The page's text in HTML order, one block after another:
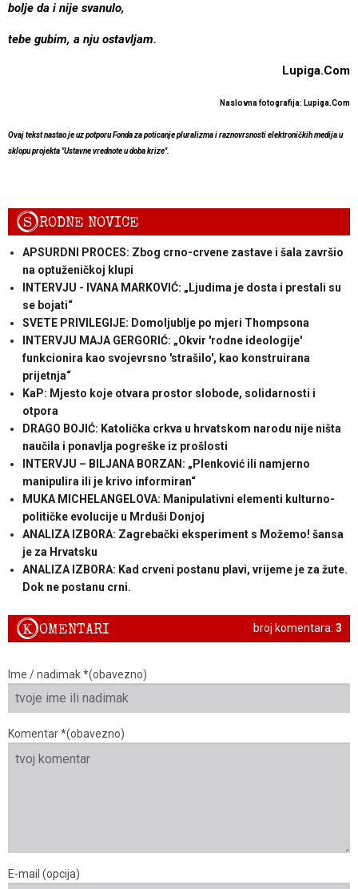
bolje da i nije svanulo,
tebe gubim, a nju ostavljam.
Lupiga.Com
Naslovna fotografija: Lupiga.Com
Ovaj tekst nastao je uz potporu Fonda za poticanje pluralizma i raznovrsnosti elektroničkih medija u
sklopu projekta "Ustavne vrednote u doba krize".
SRODNE NOVICE
APSURDNI PROCES: Zbog crno-crvene zastave i šala završio
na optuženičkoj klupi
INTERVJU - IVANA MARKOVIĆ: „Ljudima je dosta i prestali su
se bojati“
SVETE PRIVILEGIJE: Domoljublje po mjeri Thompsona
INTERVJU MAJA GERGORIĆ: „Okvir 'rodne ideologije'
funkcionira kao svojevrsno 'strašilo', kao konstruirana
prijetnja“
KaP: Mjesto koje otvara prostor slobode, solidarnosti i
otpora
DRAGO BOJIĆ: Katolička crkva u hrvatskom narodu nije ništa
naučila i ponavlja pogreške iz prošlosti
INTERVJU – BILJANA BORZAN: „Plenković ili namjerno
manipulira ili je krivo informiran“
MUKA MICHELANGELOVA: Manipulativni elementi kulturno-
političke evolucije u Mrduši Donjoj
ANALIZA IZBORA: Zagrebački eksperiment s Možemo! šansa
je za Hrvatsku
ANALIZA IZBORA: Kad crveni postanu plavi, vrijeme je za žute.
Dok ne postanu crni.
broj komentara: 3
KOMENTARI
Ime / nadimak *(obavezno)
Komentar *(obavezno)
E-mail (opcija)